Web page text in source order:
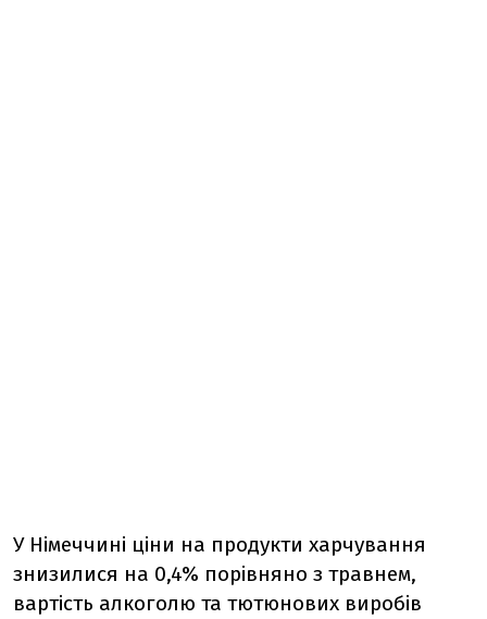
У Німеччині ціни на продукти харчування
знизилися на 0,4% порівняно з травнем,
вартість алкоголю та тютюнових виробів